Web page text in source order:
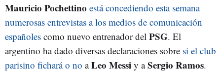
Mauricio Pochettino está concediendo esta semana
numerosas entrevistas a los medios de comunicación
españoles como nuevo entrenador del PSG. El
argentino ha dado diversas declaraciones sobre si el club
parisino fichará o no aLeo Messi y aSergio Ramos.